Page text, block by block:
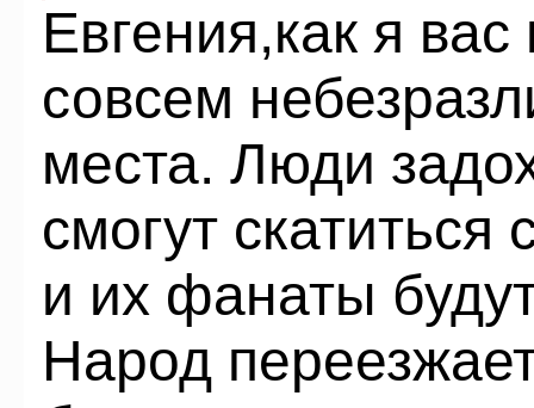
Евгения,как я
совсем
места. Люди
смогут скатиться
и их фанаты
Народ